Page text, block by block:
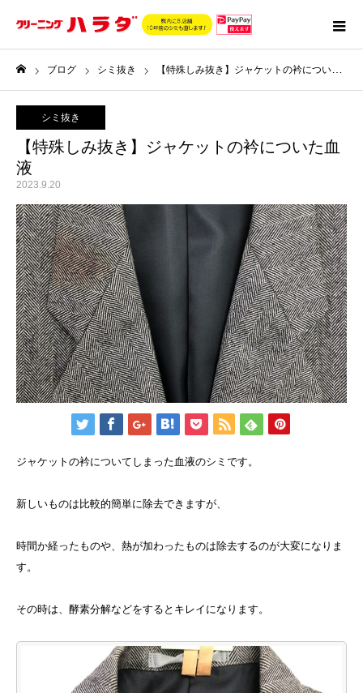
ブログ シミ抜き 【特殊しみ抜き】ジャケットの衿についた血液
シミ抜き
【特殊しみ抜き】ジャケットの衿についた血
液
2023.9.20
ジャケットの衿についてしまった血液のシミです。
新しいものは比較的簡単に除去できますが、
時間か経ったものや、熱が加わったものは除去するのが大変になりま
す。
その時は、酵素分解などをするとキレイになります。